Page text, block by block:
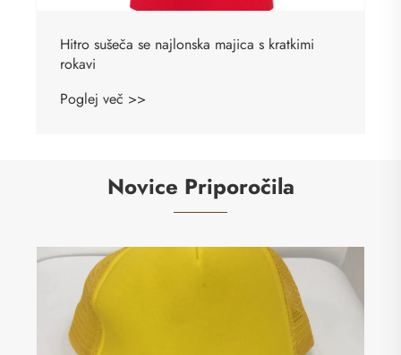
Hitro sušeča se najlonska majica s kratkimi
rokavi
Poglej več >>
Novice Priporočila